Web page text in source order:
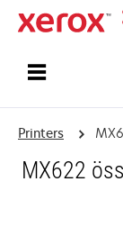
Printers
MX622